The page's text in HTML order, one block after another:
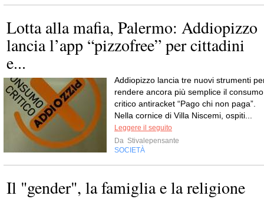
Lotta alla mafia, Palermo: Addiopizzo
lancia l’app “pizzofree” per cittadini
e...
Addiopizzo lancia tre nuovi strumenti
rendere ancora più semplice il consumo
critico antiracket “Pago chi non paga”.
Nella cornice di Villa Niscemi, ospiti...
Leggere il seguito
Da Stivalepensante
SOCIETÀ
Il "gender", la famiglia e la religione